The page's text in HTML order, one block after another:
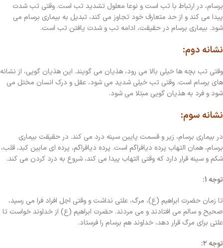
برسام، در ارتباط با تب است و نوعا معلول تشدید تب است. وقتی تب شدت
پیدا می کند و از حد متعارف خود تجاوز می کند، تبدیل به بیماری برسام می
شود. بیماری برسام در حقیقت، ادامه تب و شدت یافتن تب است.
نشانه دوم:
وقتی تب بچه ها خیلی بالا می رود، هذیان می گویند. این هذیان گویی، از نشانه
های برسام است. وقتی تب خیلی شدید می شود، عقل و درک انسان مختل می
شود و فرد به هذیان گویی مبتلا می شود.
نشانه سوم:
در بیماری برسام، زیر و قسمت پایین سینه درد می کند. در حقیقت بیماری
برسام، همان التهاب پرده دیافراگم است. پرده دیافراگم، پرده ای مابین کبد، قلب،
شکم و سینه قرار دارد که وقتی التهاب پیدا می کند، شروع به درد کردن می کند.
توجه 1:
تا زمان حضرت ابراهیم (ع)، مرگ، علتی نداشت و وقتی اجل افراد فرا می رسید،
صحیح و سالم می افتادند و می مردند. حضرت ابراهیم (ع) از خداوند خواست تا
علتی برای مرگ قرار دهد، خداوند هم برسام را فرستاد.
توجه ۲: